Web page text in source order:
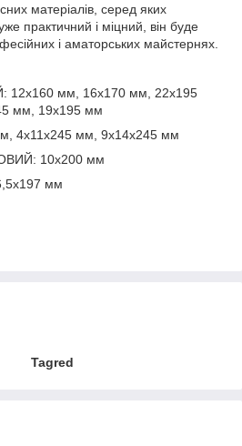
матеріалів, серед яких
практичний і міцний, він буде
і аматорських майстернях.
мм, 16x170 мм, 22x195
мм, 19x195 мм
4x11x245 мм, 9x14x245 мм
10х200 мм
мм
Tagred